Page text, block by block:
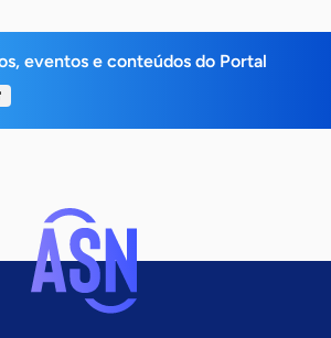
eventos e conteúdos do Portal